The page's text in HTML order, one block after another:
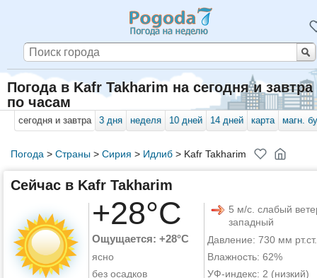
Погода в Kafr Takharim на сегодня и завтра
по часам
сегодня и завтра 3 дня неделя 10 дней 14 дней карта магн.
Погода > Страны> Сирия > Идлиб> Kafr Takharim
Сейчас в Kafr Takharim
+28°C
Ощущается: +28°C
ясно
без осадков
5 м/с. слабый
западный
Давление: 730 мм рт.ст.
Влажность: 62%
УФ-индекс: 2 (низкий)